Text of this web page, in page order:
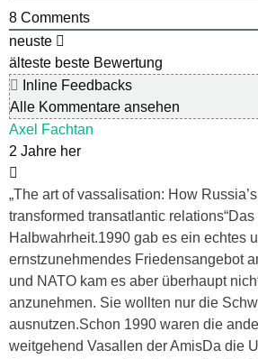
8 Comments
neuste
älteste beste Bewertung
Inline Feedbacks
Alle Kommentare ansehen
Axel Fachtan
2 Jahre her
„The art of vassalisation: How
transformed transatlantic
Halbwahrheit.1990 gab es ein echtes
ernstzunehmendes Friedensangebot
und NATO kam es aber überhaupt
anzunehmen. Sie wollten nur die
ausnutzen.Schon 1990 waren die
weitgehend Vasallen der AmisDa die